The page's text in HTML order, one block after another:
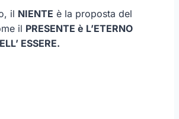
il NIENTE è la proposta del
il PRESENTE è L’ETERNO
ESSERE.